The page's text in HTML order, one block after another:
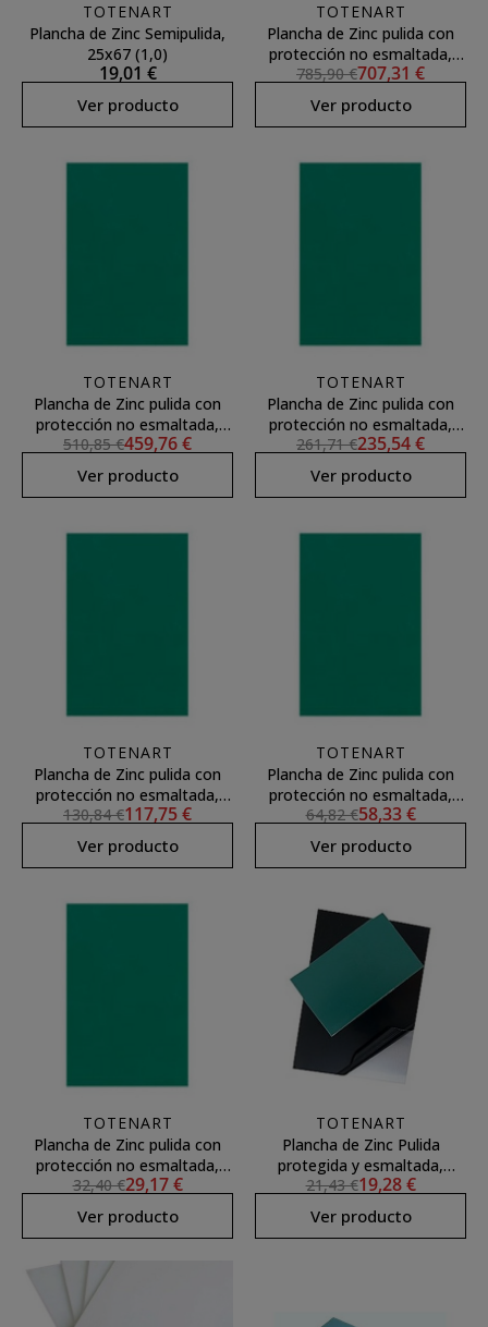
TOTENART
Plancha de Zinc Semipulida,
25x67 (1,0)
19,01 €
Ver producto
TOTENART
Plancha de Zinc pulida con
protección no esmaltada,
50x100 (1,75)
785,90 €707,31 €
Ver producto
TOTENART
Plancha de Zinc pulida con
protección no esmaltada,
50x65 (1,75)
510,85 €459,76 €
Ver producto
TOTENART
Plancha de Zinc pulida con
protección no esmaltada,
33x50 (1,75)
261,71 €235,54 €
Ver producto
TOTENART
Plancha de Zinc pulida con
protección no esmaltada,
25x33 (1,75)
130,84 €117,75 €
Ver producto
TOTENART
Plancha de Zinc pulida con
protección no esmaltada,
16.5x25 (1,75)
64,82 €58,33 €
Ver producto
TOTENART
Plancha de Zinc pulida con
protección no esmaltada,
12.5x16.5 (1,75)
32,40 €29,17 €
Ver producto
TOTENART
Plancha de Zinc Pulida
protegida y esmaltada,
10x10 (1,6)
21,43 €19,28 €
Ver producto